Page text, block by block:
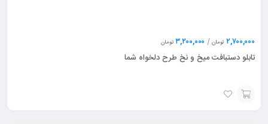
۲,۷۰۰,۰۰۰ تومان | ۳,۲۰۰,۰۰۰ تومان
تابلو دستبافت میخ و نخ طرح دلخواه شما